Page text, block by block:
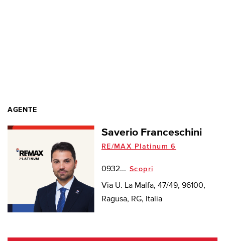
AGENTE
Saverio Franceschini
RE/MAX Platinum 6
0932... Scopri
Via U. La Malfa, 47/49, 96100,
Ragusa, RG, Italia